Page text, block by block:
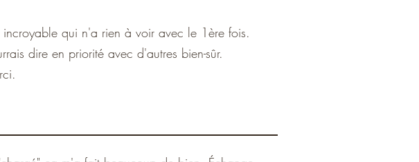
qui n'a rien à voir avec le 1ère fois.
dire en priorité avec d'autres bien-sûr.